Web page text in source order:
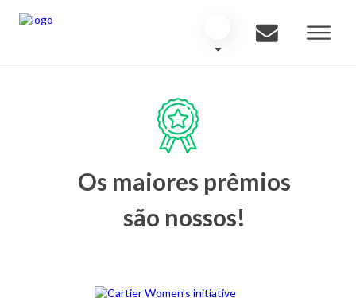
Os maiores prêmios
são nossos!